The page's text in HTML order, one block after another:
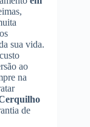
sua vida.
ao
na
de